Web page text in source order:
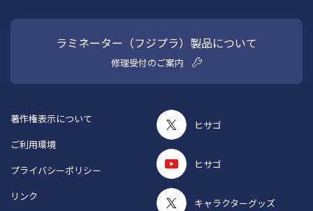
ラミネーター（フジプラ）製品について
修理受付のご案内
ヒサゴ
ヒサゴ
キャラクターグッズ
著作権表示について
ご利用環境
プライバシーポリシー
リンク